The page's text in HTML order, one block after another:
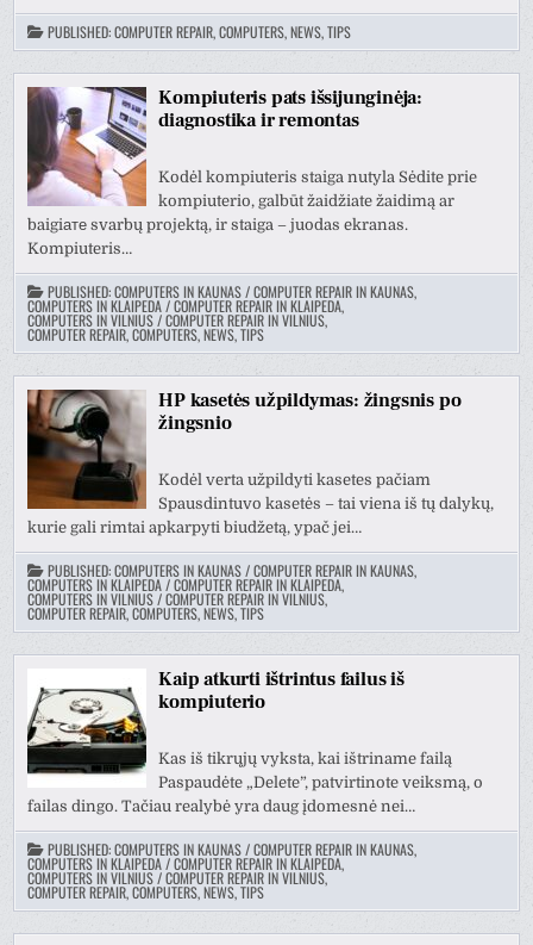
PUBLISHED:COMPUTER REPAIR, COMPUTERS, NEWS, TIPS
Kompiuteris pats išsijunginėja:
diagnostika ir remontas
Kodėl kompiuteris staiga nutyla Sėdite prie
kompiuterio, galbūt žaidžiate žaidimą ar
baigiате svarbų projektą, ir staiga – juodas ekranas.
Kompiuteris…
PUBLISHED:COMPUTERS IN KAUNAS / COMPUTER REPAIR IN KAUNAS,
COMPUTERS IN KLAIPEDA / COMPUTER REPAIR IN KLAIPEDA,
COMPUTERS IN VILNIUS / COMPUTER REPAIR IN VILNIUS,
COMPUTER REPAIR, COMPUTERS, NEWS, TIPS
HP kasetės užpildymas: žingsnis po
žingsnio
Kodėl verta užpildyti kasetes pačiam
Spausdintuvo kasetės – tai viena iš tų dalykų,
kurie gali rimtai apkarpyti biudžetą, ypač jei…
PUBLISHED:COMPUTERS IN KAUNAS / COMPUTER REPAIR IN KAUNAS,
COMPUTERS IN KLAIPEDA / COMPUTER REPAIR IN KLAIPEDA,
COMPUTERS IN VILNIUS / COMPUTER REPAIR IN VILNIUS,
COMPUTER REPAIR, COMPUTERS, NEWS, TIPS
Kaip atkurti ištrintus failus iš
kompiuterio
Kas iš tikrųjų vyksta, kai ištriname failą
Paspaudėte „Delete”, patvirtinote veiksmą, o
failas dingo. Tačiau realybė yra daug įdomesnė nei…
PUBLISHED:COMPUTERS IN KAUNAS / COMPUTER REPAIR IN KAUNAS,
COMPUTERS IN KLAIPEDA / COMPUTER REPAIR IN KLAIPEDA,
COMPUTERS IN VILNIUS / COMPUTER REPAIR IN VILNIUS,
COMPUTER REPAIR, COMPUTERS, NEWS, TIPS